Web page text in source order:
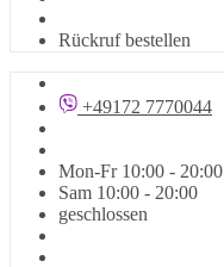
Rückruf bestellen
+49172 7770044
Mon-Fr 10:00 - 20:00
Sam 10:00 - 20:00
geschlossen